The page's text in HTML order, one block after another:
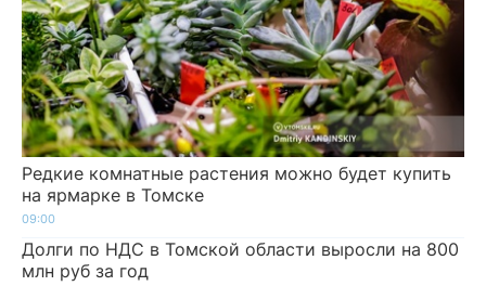
Редкие комнатные растения можно будет купить
на ярмарке в Томске
09:00
Долги по НДС в Томской области выросли на 800
млн руб за год